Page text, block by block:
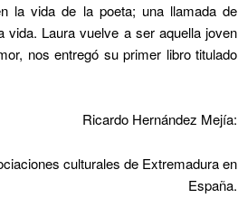
la vida de la poeta; una llamada de
vida. Laura vuelve a ser aquella joven
nos entregó su primer libro titulado
Ricardo Hernández Mejía:
culturales de Extremadura en
España.